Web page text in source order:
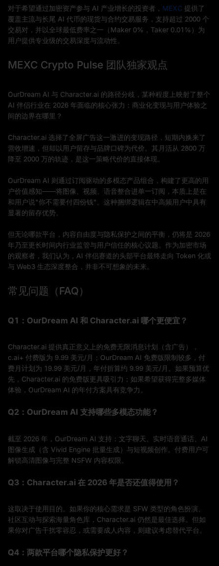
对于希望通过加密资产参与 AI 产业增长的投资者， MEXC 提供了
覆盖主流与长尾 AI 代币的现货与合约交易服务，支持超过 2000 个
交易对，并以全球最低费率之一（Maker 0%，Taker 0.01%）为
用户提供专业级的交易深度与流动性。
MEXC Crypto Pulse 团队独家观点
OurDream AI 与 Character.ai 的路径分歧，某种程度上映射了整个
AI 伴侣行业在 2026 年面临的核心张力：商业化变现与用户体验之
间的边界在哪里？
Character.ai 选择了全屏广告这一激进的变现路径，短期内换来了
营收增速，但却以用户留存与品牌口碑为代价。其月活从 2800 万
降至 2000 万的轨迹，是这一策略代价的直接体现。
OurDream AI 则通过订阅驱动的多模态产品组合，构建了更高的用
户价值感知——将图像、视频、语音整合进单一订阅，本质上是在
和用户说"你不需要付四份钱"。这种捆绑逻辑在中高频用户中具有
显著的留存优势。
但无论哪款平台，内容自由度与隐私保护之间的平衡，仍将是 2026
年乃至更长时间内行业监管与用户信任的核心议题。作为加密市场
的观察者，我们认为，AI 伴侣赛道的头部平台最终走向 Token 化或
与 Web3 生态深度整合，并非不可想象的未来。
常见问题（FAQ）
Q1：OurDream AI 和 Character.ai 哪个更便宜？
Character.ai 提供真正意义上的免费无限消息计划（含广告），
c.ai+ 付费版为 9.99 美元/月；OurDream AI 免费版限制较多，付
费月计划为 19.99 美元/月，年付折算约 9.99 美元/月。如果预算优
先，Character.ai 的免费版更具吸引力；如果希望获得完整多媒体
体验，OurDream AI 的年付方案具有竞争力。
Q2：OurDream AI 支持哪些多模态功能？
截至 2026 年，OurDream AI 支持：文字聊天、实时语音通话、AI
图像生成（含 Vivid Engine 批量生成）与短视频创作。付费用户可
解锁高清图像与完整 NSFW 内容权限。
Q3：Character.ai 在 2026 年是否还值得使用？
这取决于使用目的。如果你的核心需求是 SFW 类型的角色扮演、
社区互动与探索海量角色库，Character.ai 仍然是最佳选择。但如
果你对广告干扰零容忍，或需要成人内容，则建议考虑替代平台。
Q4：两款平台哪个隐私保护更好？